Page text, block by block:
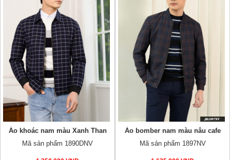
Áo khoác nam màu Xanh Than
Mã sản phẩm 1890DNV
Áo bomber nam màu nâu cafe
Mã sản phẩm 1897NV